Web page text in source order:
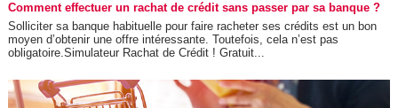
Comment effectuer un rachat de crédit sans passer par sa banque ?
Solliciter sa banque habituelle pour faire racheter ses crédits est un bon
moyen d’obtenir une offre intéressante. Toutefois, cela n’est pas
obligatoire.Simulateur Rachat de Crédit ! Gratuit...